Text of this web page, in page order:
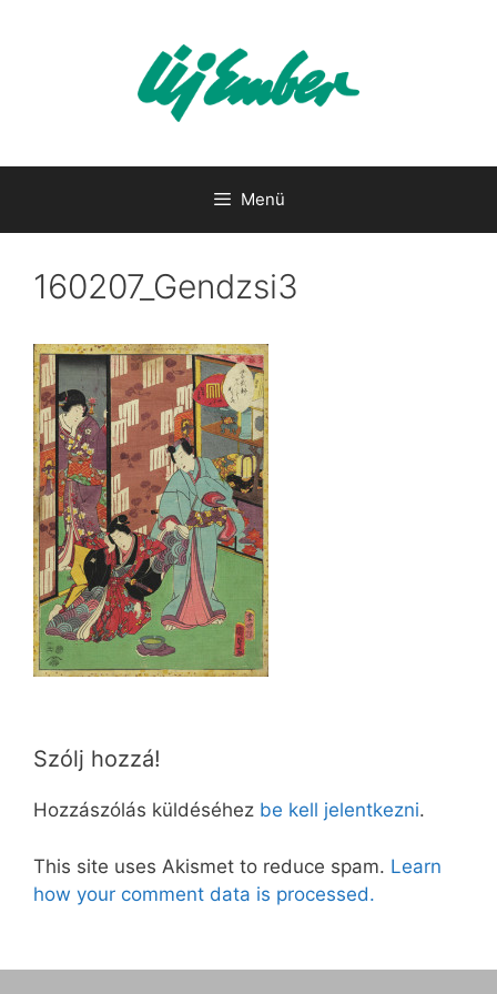
Menü
160207_Gendzsi3
Szólj hozzá!
Hozzászólás küldéséhez be kell jelentkezni.
This site uses Akismet to reduce spam. Learn
how your comment data is processed.